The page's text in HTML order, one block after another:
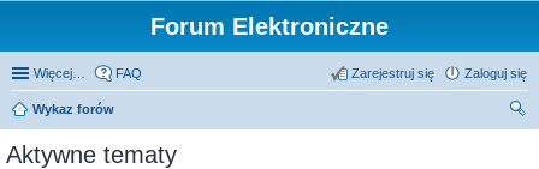
Forum Elektroniczne
Więcej… FAQ Zaloguj się
Zarejestruj się
Wykaz forów
Aktywne tematy